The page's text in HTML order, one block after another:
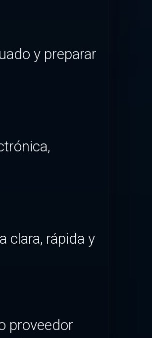
y preparar
clara, rápida y
proveedor